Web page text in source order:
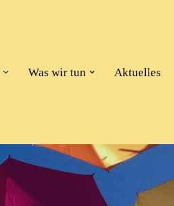
Was wir tun Aktuelles